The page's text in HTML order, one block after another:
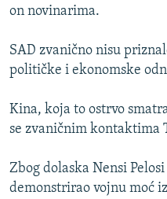
on novinarima.
SAD zvanično nisu
političke i ekonomske
Kina, koja to ostrvo
se zvaničnim kontaktima
Zbog dolaska Nensi
demonstrirao vojnu moć